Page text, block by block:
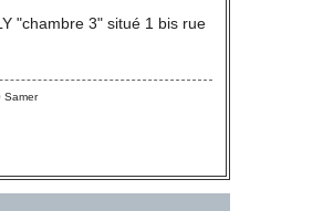
"chambre 3" situé 1 bis rue
Samer